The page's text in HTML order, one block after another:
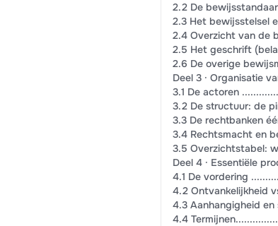
2.2 De
2.3 Het bewijsstelsel
2.4 Overzicht van de
2.5 Het geschrift
2.6 De overige
Deel 3 · Organisatie
3.1 De actoren
3.2 De structuur: de
3.3 De rechtbanken
3.4 Rechtsmacht en
3.5 Overzichtstabel:
Deel 4 · Essentiële
4.1 De vordering
4.2 Ontvankelijkheid
4.3 Aanhangigheid en
4.4